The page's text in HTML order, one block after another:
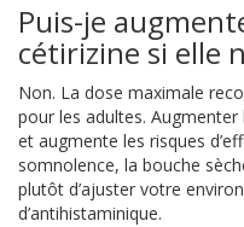
Puis-je
cétirizine si elle
Non. La dose maximale
pour les adultes. Augmenter
et augmente les risques
somnolence, la bouche
plutôt d’ajuster votre
d’antihistaminique.